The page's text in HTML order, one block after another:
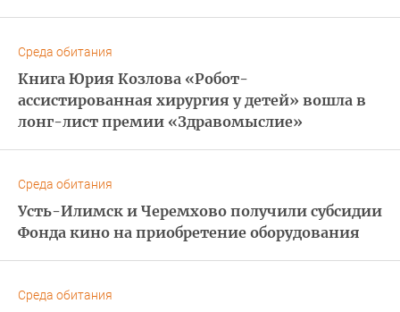
Среда обитания
Книга Юрия Козлова «Робот-
ассистированная хирургия у детей» вошла в
лонг-лист премии «Здравомыслие»
Среда обитания
Усть-Илимск и Черемхово получили субсидии
Фонда кино на приобретение оборудования
Среда обитания